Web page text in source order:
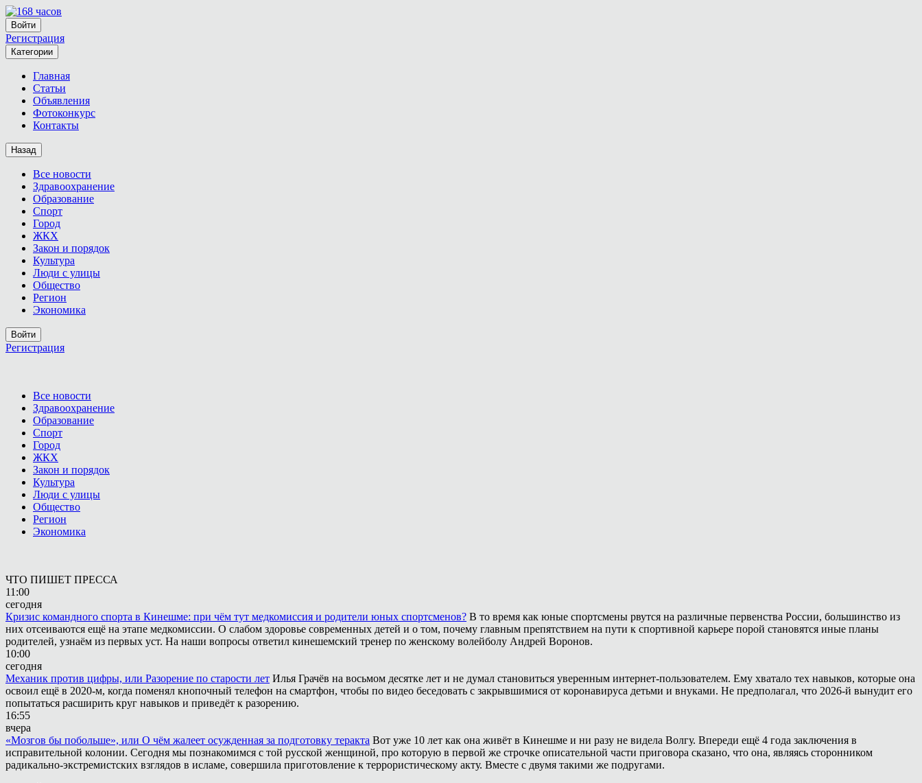
Войти
Регистрация
Категории
Главная
Статьи
Объявления
Фотоконкурс
Контакты
Назад
Все новости
Здравоохранение
Образование
Спорт
Город
ЖКХ
Закон и порядок
Культура
Люди с улицы
Общество
Регион
Экономика
Войти
Регистрация
Все новости
Здравоохранение
Образование
Спорт
Город
ЖКХ
Закон и порядок
Культура
Люди с улицы
Общество
Регион
Экономика
ЧТО ПИШЕТ ПРЕССА
11:00
сегодня
Кризис командного спорта в Кинешме: при чём тут медкомиссия и родители юных спортсменов? В то время как юные спортсмены рвутся на различные первенства России, большинство из
них отсеиваются ещё на этапе медкомиссии. О слабом здоровье современных детей и о том, почему главным препятствием на пути к спортивной карьере порой становятся иные планы
родителей, узнаём из первых уст. На наши вопросы ответил кинешемский тренер по женскому волейболу Андрей Воронов.
10:00
сегодня
Механик против цифры, или Разорение по старости лет Илья Грачёв на восьмом десятке лет и не думал становиться уверенным интернет-пользователем. Ему хватало тех навыков, которые она
освоил ещё в 2020-м, когда поменял кнопочный телефон на смартфон, чтобы по видео беседовать с закрывшимися от коронавируса детьми и внуками. Не предполагал, что 2026-й вынудит его
попытаться расширить круг навыков и приведёт к разорению.
16:55
вчера
«Мозгов бы побольше», или О чём жалеет осужденная за подготовку теракта Вот уже 10 лет как она живёт в Кинешме и ни разу не видела Волгу. Впереди ещё 4 года заключения в
исправительной колонии. Сегодня мы познакомимся с той русской женщиной, про которую в первой же строчке описательной части приговора сказано, что она, являясь сторонником
радикально-экстремистских взглядов в исламе, совершила приготовление к террористическому акту. Вместе с двумя такими же подругами.